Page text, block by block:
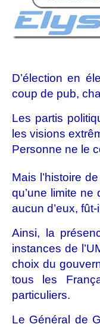
D’élection en
coup de pub,
Les partis
les visions
Personne ne le
Mais l’histoire
qu’une limite
aucun d’eux,
Ainsi, la
instances de
choix du
tous les
particuliers.
Le Général de